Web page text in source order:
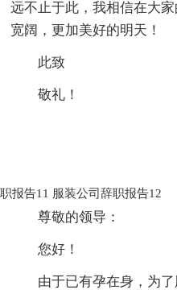
远不止于此，我相信在大
宽阔，更加美好的明天！
此致
敬礼！
职报告11
尊敬的领导：
您好！
由于已有孕在身，为
服装公司辞职报告12